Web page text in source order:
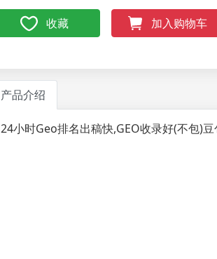
收藏 加入购物车
产品介绍
24小时Geo排名出稿快,GEO收录好(不包)